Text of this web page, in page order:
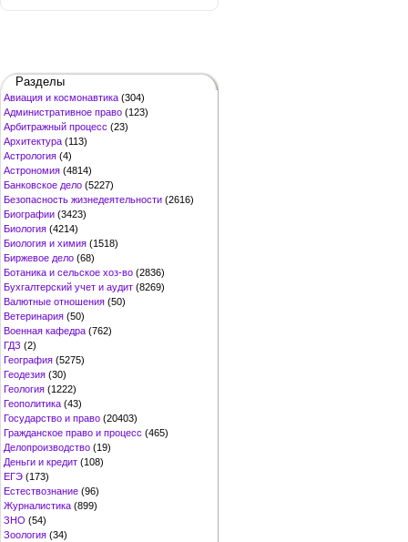
Разделы
Авиация и космонавтика (304)
Административное право (123)
Арбитражный процесс (23)
Архитектура (113)
Астрология (4)
Астрономия (4814)
Банковское дело (5227)
Безопасность жизнедеятельности (2616)
Биографии (3423)
Биология (4214)
Биология и химия (1518)
Биржевое дело (68)
Ботаника и сельское хоз-во (2836)
Бухгалтерский учет и аудит (8269)
Валютные отношения (50)
Ветеринария (50)
Военная кафедра (762)
ГДЗ (2)
География (5275)
Геодезия (30)
Геология (1222)
Геополитика (43)
Государство и право (20403)
Гражданское право и процесс (465)
Делопроизводство (19)
Деньги и кредит (108)
ЕГЭ (173)
Естествознание (96)
Журналистика (899)
ЗНО (54)
Зоология (34)